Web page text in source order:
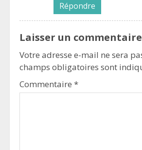
Répondre
Laisser un commentaire
Votre adresse e-mail ne sera
champs obligatoires sont
Commentaire *